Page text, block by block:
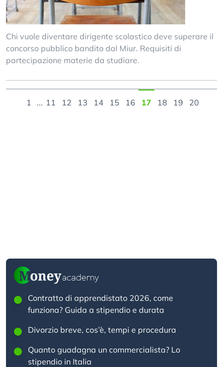
Chi vuole diventare dirigente scolastico deve superare il
concorso pubblico bandito dal Miur. Requisiti di
partecipazione materie da studiare.
1 ... 11 12 13 14 15 16 17 18 19 20
Contratto di apprendistato 2026, come
funziona? Guida a stipendio e durata
Divorzio breve, cos’è, tempi e procedura
Quanto guadagna un commercialista? Lo
stipendio in Italia